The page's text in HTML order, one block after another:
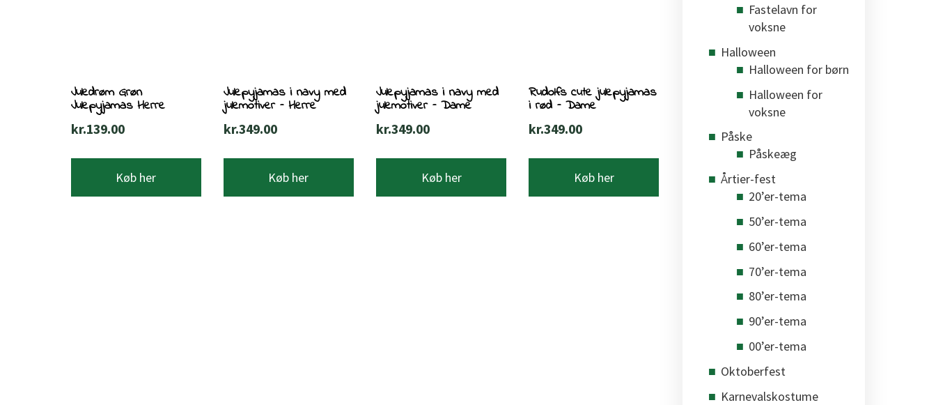
Juledrøm Grøn
Julepyjamas Herre
kr.139.00
Køb her
Julepyjamas i navy med
julemotiver – Herre
kr.349.00
Køb her
Julepyjamas i navy med
julemotiver – Dame
kr.349.00
Køb her
Rudolfs cute julepyjamas
i rød – Dame
kr.349.00
Køb her
Fastelavn for
voksne
Halloween
Halloween for børn
Halloween for
voksne
Påske
Påskeæg
Årtier-fest
20’er-tema
50’er-tema
60’er-tema
70’er-tema
80’er-tema
90’er-tema
00’er-tema
Oktoberfest
Karnevalskostume